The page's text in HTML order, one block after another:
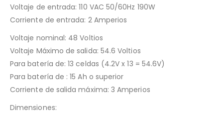
Voltaje de entrada: 110 VAC 50/60Hz 190W
Corriente de entrada: 2 Amperios
Voltaje nominal: 48 Voltios
Voltaje Máximo de salida: 54.6 Voltios
Para batería de: 13 celdas (4.2V x 13 = 54.6V)
Para batería de : 15 Ah o superior
Corriente de salida máxima: 3 Amperios
Dimensiones: